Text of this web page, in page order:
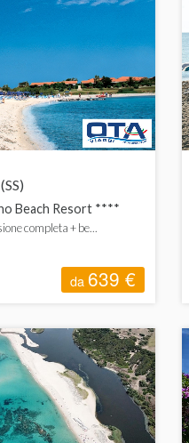
Beach Resort ****
completa + be...
da 639 €